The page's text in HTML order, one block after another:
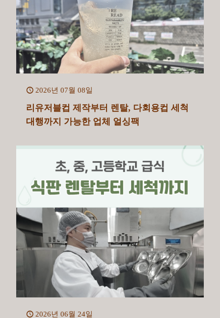
2026년 07월 08일
리유저블컵 제작부터 렌탈, 다회용컵 세척
대행까지 가능한 업체 얼싱팩
2026년 06월 24일